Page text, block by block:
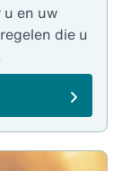
en uw
die u